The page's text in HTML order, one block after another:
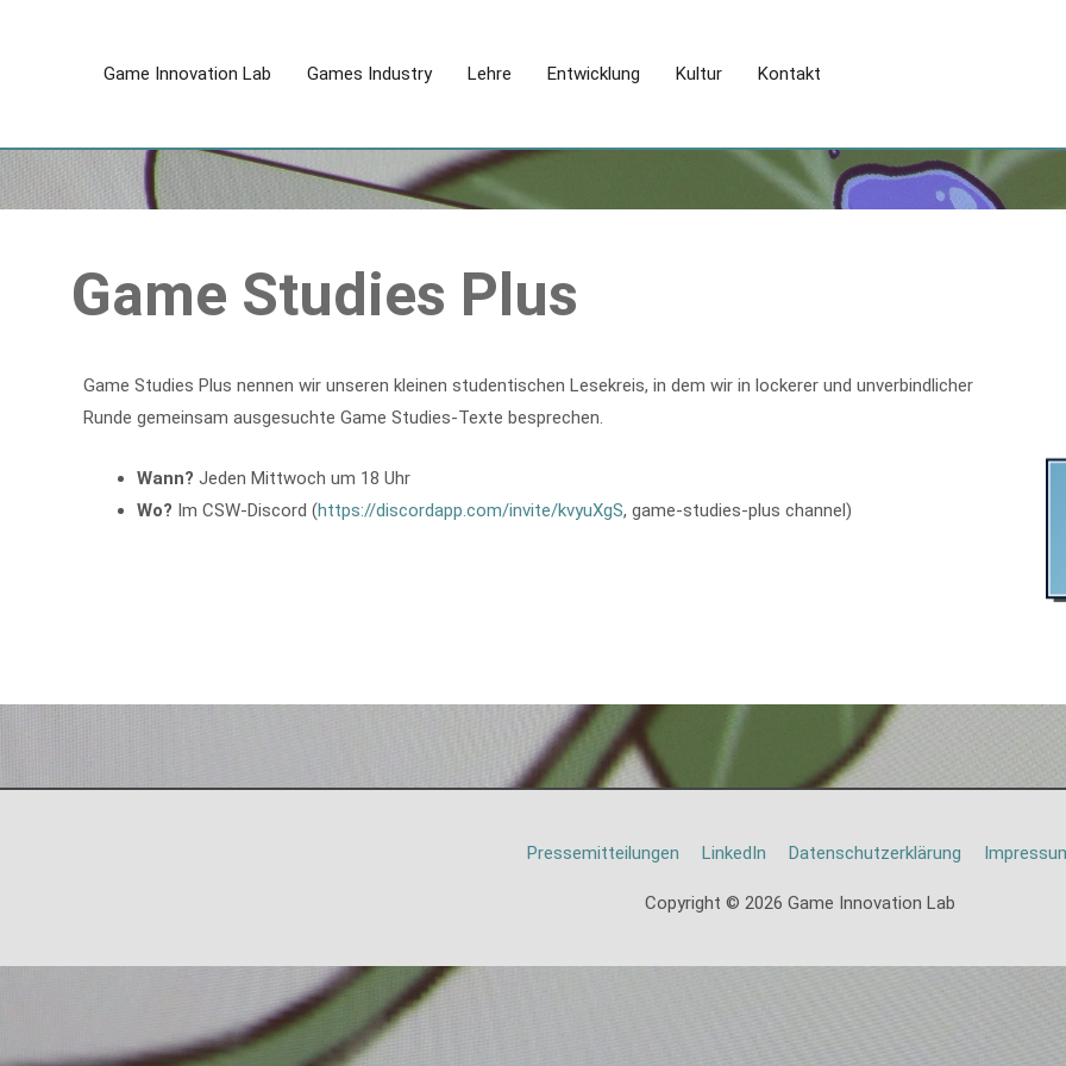
Game Innovation Lab Games Industry Lehre Entwicklung Kultur Kontakt
Game Studies Plus
Game Studies Plus nennen wir unseren kleinen studentischen Lesekreis, in dem wir in lockerer und unverbindlicher
Runde gemeinsam ausgesuchte Game Studies-Texte besprechen.
Wann? Jeden Mittwoch um 18 Uhr
Wo? Im CSW-Discord (https://discordapp.com/invite/kvyuXgS, game-studies-plus channel)
Pressemitteilungen LinkedIn Datenschutzerklärung
Copyright © 2026 Game Innovation Lab